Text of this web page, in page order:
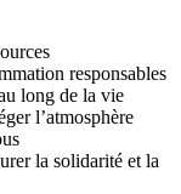
responsables
long de la vie
l’atmosphère
la solidarité et la